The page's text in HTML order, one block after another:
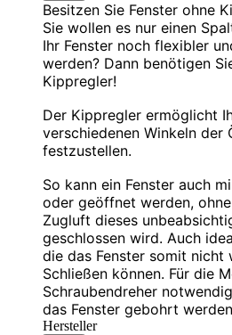
Besitzen Sie Fenster ohne
Sie wollen es nur einen
Ihr Fenster noch flexibler
werden? Dann benötigen
Kippregler!
Der Kippregler ermöglicht
verschiedenen Winkeln der
festzustellen.
So kann ein Fenster auch
oder geöffnet werden,
Zugluft dieses
geschlossen wird. Auch
die das Fenster somit nicht
Schließen können. Für die
Schraubendreher
das Fenster gebohrt
Hersteller